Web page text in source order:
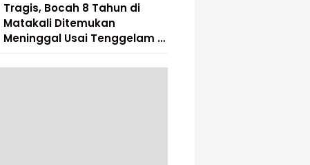
Tragis, Bocah 8 Tahun di
Matakali Ditemukan
Meninggal Usai Tenggelam di